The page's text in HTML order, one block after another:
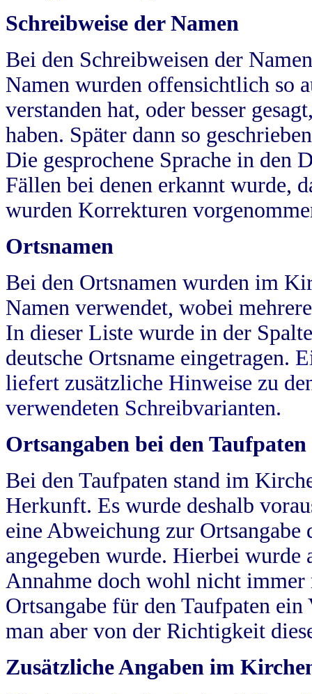
Schreibweise der Namen
Bei den Schreibweisen der
Namen wurden offensichtlich so
verstanden hat, oder besser
haben. Später dann so
Die gesprochene Sprache in
Fällen bei denen erkannt wurde,
wurden Korrekturen
Ortsnamen
Bei den Ortsnamen wurden im
Namen verwendet, wobei
In dieser Liste wurde in der
deutsche Ortsname eingetragen.
liefert zusätzliche Hinweise zu
verwendeten Schreibvarianten.
Ortsangaben bei den Taufpaten
Bei den Taufpaten stand im
Herkunft. Es wurde deshalb
eine Abweichung zur
angegeben wurde. Hierbei wurde
Annahme doch wohl nicht
Ortsangabe für den Taufpaten
man aber von der Richtigkeit
Zusätzliche Angaben im